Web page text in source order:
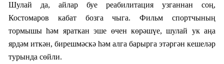
Шулай да, айлар буе реабилитация узганнан соң,
Костомаров кабат бозга чыга. Фильм спортчының
тормышы һәм яраткан эше өчен көрәшүе, шулай ук аңа
ярдәм иткән, бирешмәскә һәм алга барырга этәргән кешеләр
турында сөйли.